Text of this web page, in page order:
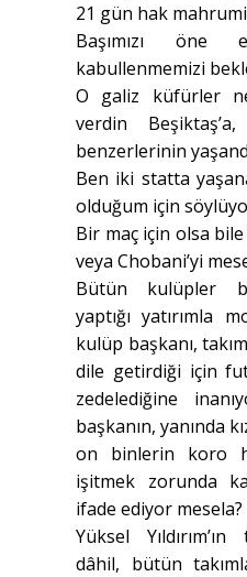
21 gün hak
Başımızı
kabullenmemizi
O galiz küfürler
verdin
benzerlerinin
Ben iki statta
olduğum için
Bir maç için olsa bile
veya Chobani’yi
Bütün kulüpler
yaptığı yatırımla
kulüp başkanı,
dile getirdiği için
zedelediğine
başkanın, yanında
on binlerin koro
işitmek zorunda
ifade ediyor mesela?
Yüksel
dâhil, bütün